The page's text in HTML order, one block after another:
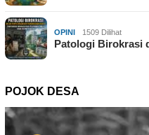
OPINI 1509 Dilihat
Patologi Birokrasi
POJOK DESA